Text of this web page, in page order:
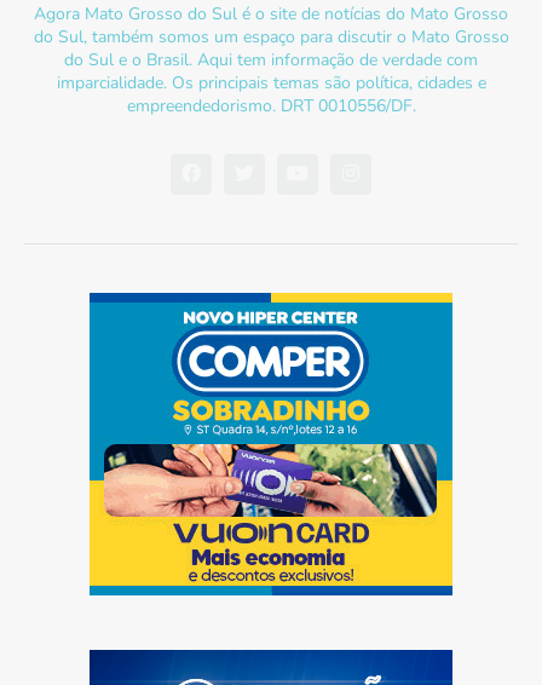
Agora Mato Grosso do Sul é o site de notícias do Mato Grosso
do Sul, também somos um espaço para discutir o Mato Grosso
do Sul e o Brasil. Aqui tem informação de verdade com
imparcialidade. Os principais temas são política, cidades e
empreendedorismo. DRT 0010556/DF.